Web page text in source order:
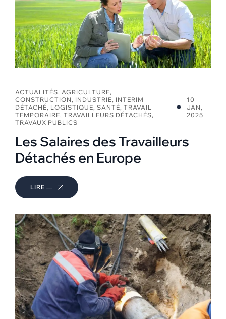
ACTUALITÉS, AGRICULTURE,
CONSTRUCTION , INDUSTRIE, INTERIM
DÉTACHÉ, LOGISTIQUE, SANTÉ, TRAVAIL
TEMPORAIRE, TRAVAILLEURS DÉTACHÉS,
TRAVAUX PUBLICS
10
JAN,
2025
Les Salaires des Travailleurs
Détachés en Europe
LIRE ...